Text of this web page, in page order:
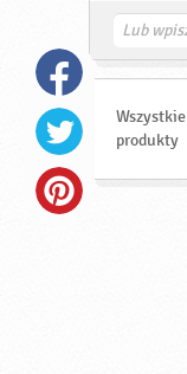
Wszystkie
produkty